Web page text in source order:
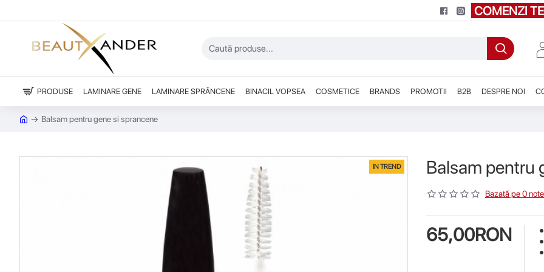
COMENZI
PRODUSE LAMINARE GENE LAMINARE SPRÂNCENE BINACIL VOPSEA COSMETICE BRANDS PROMOTII B2B DESPRE NOI
Balsam pentru gene si sprancene
IN TREND Balsam pentru
Bazată pe 0
65,00RON